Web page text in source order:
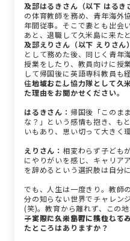
及部はるきさん（以下 はるき
の体育教師を務め、青年海外
年間従事。そこで妻とも出会
あと、退職して久米島に来た
及部えりさん（以下 えりさん
として務めた後、同じく青年
授業をしたり、教員向けに授
して帰国後に英語専科教員も
住しました。
—地域おこし協力隊として久
た理由をお聞かせください。
はるきさん： 帰国後「このま
な？」という感情も抱き、も
いもあり、思い切って大きく
えりさん： 相変わらず子ども
にやりがいを感じ、キャリア
を辞めるという選択肢は自分
でも、人生は一度きり。教師
分の知らない世界でチャレン
(笑)。教育から離れず、この
子どもたちの学習に携われる
—実際に久米島町に移住して
たところはありますか？